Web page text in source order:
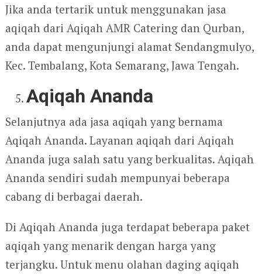
Jika anda tertarik untuk menggunakan jasa
aqiqah dari Aqiqah AMR Catering dan Qurban,
anda dapat mengunjungi alamat Sendangmulyo,
Kec. Tembalang, Kota Semarang, Jawa Tengah.
Aqiqah Ananda
Selanjutnya ada jasa aqiqah yang bernama
Aqiqah Ananda. Layanan aqiqah dari Aqiqah
Ananda juga salah satu yang berkualitas. Aqiqah
Ananda sendiri sudah mempunyai beberapa
cabang di berbagai daerah.
Di Aqiqah Ananda juga terdapat beberapa paket
aqiqah yang menarik dengan harga yang
terjangku. Untuk menu olahan daging aqiqah